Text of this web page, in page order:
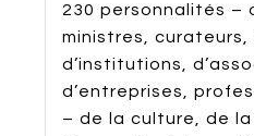
230 personnalités –
ministres, curateurs,
d’institutions,
d’entreprises,
– de la culture, de